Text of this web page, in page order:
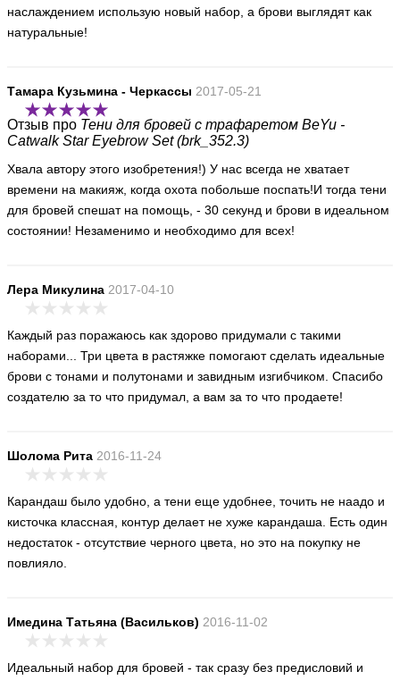
наслаждением использую новый набор, а брови выглядят как
натуральные!
Тамара Кузьмина - Черкассы 2017-05-21
Отзыв про Тени для бровей с трафаретом BeYu -
Catwalk Star Eyebrow Set (brk_352.3)
Хвала автору этого изобретения!) У нас всегда не хватает
времени на макияж, когда охота побольше поспать!И тогда тени
для бровей спешат на помощь, - 30 секунд и брови в идеальном
состоянии! Незаменимо и необходимо для всех!
Лера Микулина 2017-04-10
Каждый раз поражаюсь как здорово придумали с такими
наборами... Три цвета в растяжке помогают сделать идеальные
брови с тонами и полутонами и завидным изгибчиком. Спасибо
создателю за то что придумал, а вам за то что продаете!
Шолома Рита 2016-11-24
Карандаш было удобно, а тени еще удобнее, точить не наадо и
кисточка классная, контур делает не хуже карандаша. Есть один
недостаток - отсутствие черного цвета, но это на покупку не
повлияло.
Имедина Татьяна (Васильков) 2016-11-02
Идеальный набор для бровей - так сразу без предисловий и